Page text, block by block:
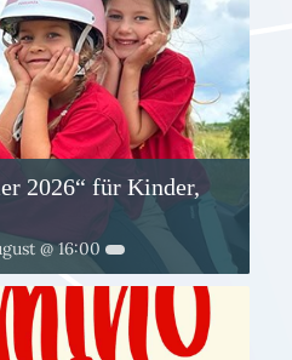
2026“ für Kinder,
@ 16:00